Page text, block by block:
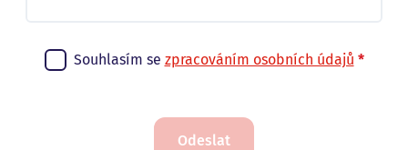
Souhlasím se zpracováním osobních údajů *
Odeslat